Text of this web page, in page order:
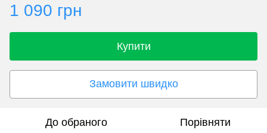
1 090 грн
Купити
Замовити швидко
До обраного Порівняти